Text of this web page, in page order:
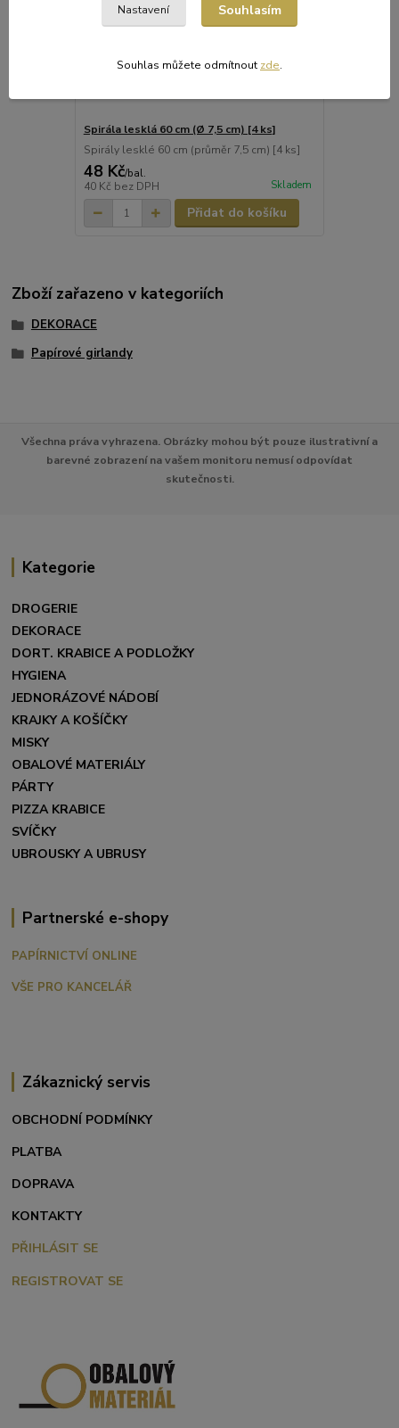
Spirála lesklá 60 cm (Ø 7,5 cm) [4 ks]
Spirály lesklé 60 cm (průměr 7,5 cm) [4 ks]
48 Kč/bal.
40 Kč bez DPH Skladem
Přidat do košíku
Zboží zařazeno v kategoriích
DEKORACE
Papírové girlandy
Všechna práva vyhrazena. Obrázky mohou být pouze ilustrativní a
barevné zobrazení na vašem monitoru nemusí odpovídat
skutečnosti.
Kategorie
DROGERIE
DEKORACE
DORT. KRABICE A PODLOŽKY
HYGIENA
JEDNORÁZOVÉ NÁDOBÍ
KRAJKY A KOŠÍČKY
MISKY
OBALOVÉ MATERIÁLY
PÁRTY
PIZZA KRABICE
SVÍČKY
UBROUSKY A UBRUSY
Partnerské e-shopy
PAPÍRNICTVÍ ONLINE
VŠE PRO KANCELÁŘ
Zákaznický servis
OBCHODNÍ PODMÍNKY
PLATBA
DOPRAVA
KONTAKTY
PŘIHLÁSIT SE
REGISTROVAT SE
Nastavení Souhlasím
Souhlas můžete odmítnout zde.